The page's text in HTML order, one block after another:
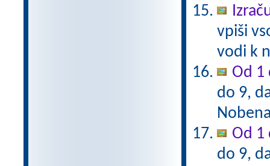
vpiši
vodi k
Od 1
do 9,
Od 1
do 9,